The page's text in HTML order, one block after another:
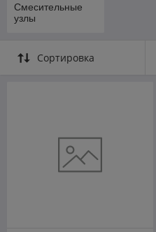
Смесительные
узлы
Сортировка